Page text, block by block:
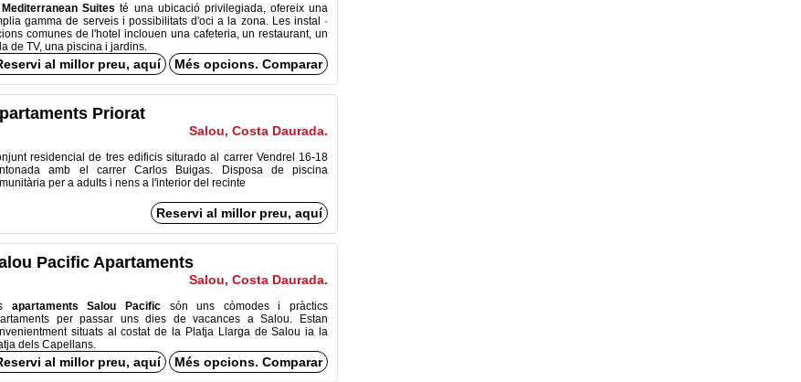
Mediterranean Suites té una ubicació privilegiada, ofereix una
gamma de serveis i possibilitats d'oci a la zona. Les instal ·
comunes de l'hotel inclouen una cafeteria, un restaurant, un
de TV, una piscina i jardins.
al millor preu, aquí Més opcions. Comparar
Priorat
Salou, Costa Daurada.
residencial de tres edificis siturado al carrer Vendrel 16-18
amb el carrer Carlos Buigas. Disposa de piscina
per a adults i nens a l'interior del recinte
Reservi al millor preu, aquí
Pacific Apartaments
Salou, Costa Daurada.
apartaments Salou Pacificsón uns còmodes i pràctics
per passar uns dies de vacances a Salou. Estan
situats al costat de la Platja Llarga de Salou ia la
dels Capellans.
al millor preu, aquí Més opcions. Comparar